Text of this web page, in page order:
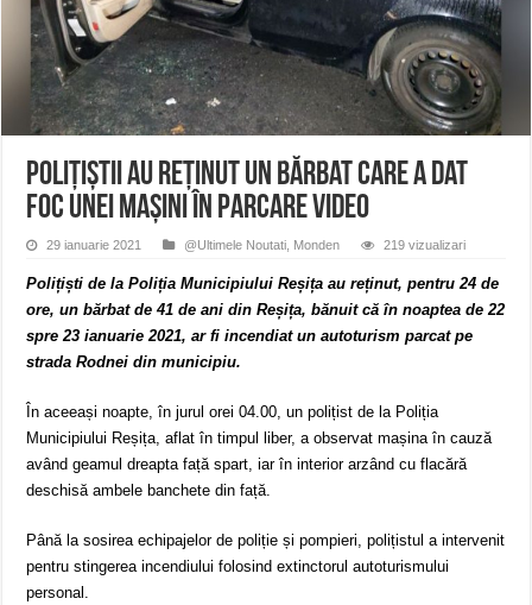
ANUNŢ OPRIRE APĂ în CARANSEBEȘ avarie
ANUNȚ OPRIRE APĂ în Reșița, cartier Țerova – avarie – 04.08.2026
Polițiștii au reținut un bărbat care a dat
foc unei mașini în parcare VIDEO
29 ianuarie 2021 @Ultimele Noutati Monden 219 vizualizari
Polițiști de la Poliția Municipiului Reșița au reținut, pentru 24 de
ore, un bărbat de 41 de ani din Reșița, bănuit că în noaptea de 22
spre 23 ianuarie 2021, ar fi incendiat un autoturism parcat pe
strada Rodnei din municipiu.
În aceeași noapte, în jurul orei 04.00, un polițist de la Poliția
Municipiului Reșița, aflat în timpul liber, a observat mașina în cauză
având geamul dreapta față spart, iar în interior arzând cu flacără
deschisă ambele banchete din față.
Până la sosirea echipajelor de poliție și pompieri, polițistul a intervenit
pentru stingerea incendiului folosind extinctorul autoturismului
personal.